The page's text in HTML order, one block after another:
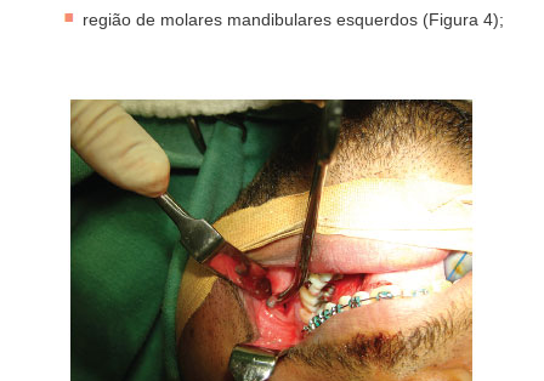
região de molares mandibulares esquerdos (Figura 4);